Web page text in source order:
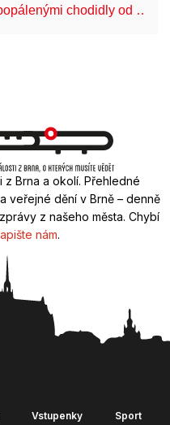
chodidly od …
z Brna a okolí. Přehledné
veřejné dění v Brně – denně
z našeho města. Chybí
nám.
Vstupenky Sport